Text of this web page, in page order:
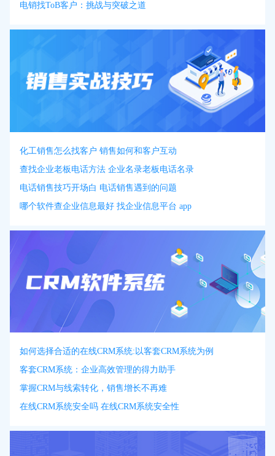
电销找ToB客户：挑战与突破之道
化工销售怎么找客户 销售如何和客户互动
查找企业老板电话方法 企业名录老板电话名录
电话销售技巧开场白 电话销售遇到的问题
哪个软件查企业信息最好 找企业信息平台 app
如何选择合适的在线CRM系统:以客套CRM系统为例
客套CRM系统：企业高效管理的得力助手
掌握CRM与线索转化，销售增长不再难
在线CRM系统安全吗 在线CRM系统安全性